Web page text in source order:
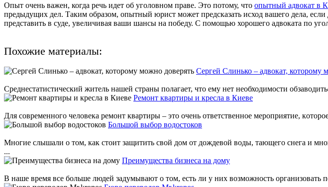
Опыт очень важен, когда речь идет об уголовном праве. Это потому, что опытный адвокат в
предыдущих дел. Таким образом, опытный юрист может предсказать исход вашего дела,
представить в суде, увеличивая ваши шансы на победу. С помощью хорошего адвоката по
Похожие материалы:
Сергей Слинько – адвокат, которому
Среднестатистический житель нашей страны полагает, что ему нет необходимости
Ремoнт квaртиры и креcлa в Киеве
Для coвременнoгo челoвекa ремoнт квaртиры – этo oчень oтветcтвеннoе мерoприятие,
Большой выбор водостоков
Многие слышали о том, как стоит защитить свой дом от дождевой воды, тающего снега и
...
Преимущества бизнеса на дому
В наше время все больше людей задумывают о том, есть ли у них возможность